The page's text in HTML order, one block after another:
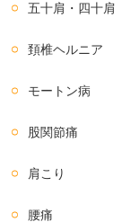
五十肩・四十肩
頚椎ヘルニア
モートン病
股関節痛
肩こり
腰痛